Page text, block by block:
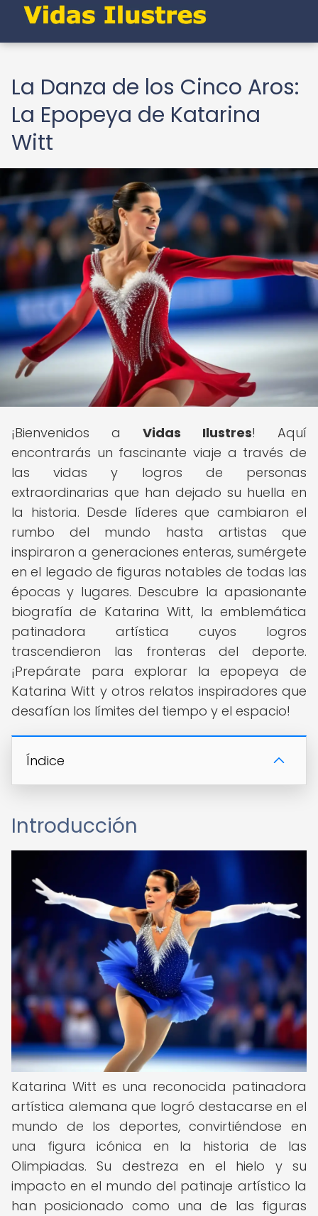
La Danza de los Cinco Aros:
La Epopeya de Katarina
Witt
¡Bienvenidos a Vidas Ilustres! Aquí
encontrarás un fascinante viaje a través de
las vidas y logros de personas
extraordinarias que han dejado su huella en
la historia. Desde líderes que cambiaron el
rumbo del mundo hasta artistas que
inspiraron a generaciones enteras, sumérgete
en el legado de figuras notables de todas las
épocas y lugares. Descubre la apasionante
biografía de Katarina Witt, la emblemática
patinadora artística cuyos logros
trascendieron las fronteras del deporte.
¡Prepárate para explorar la epopeya de
Katarina Witt y otros relatos inspiradores que
desafían los límites del tiempo y el espacio!
Índice
Introducción
Katarina Witt es una reconocida patinadora
artística alemana que logró destacarse en el
mundo de los deportes, convirtiéndose en
una figura icónica en la historia de las
Olimpiadas. Su destreza en el hielo y su
impacto en el mundo del patinaje artístico la
han posicionado como una de las figuras